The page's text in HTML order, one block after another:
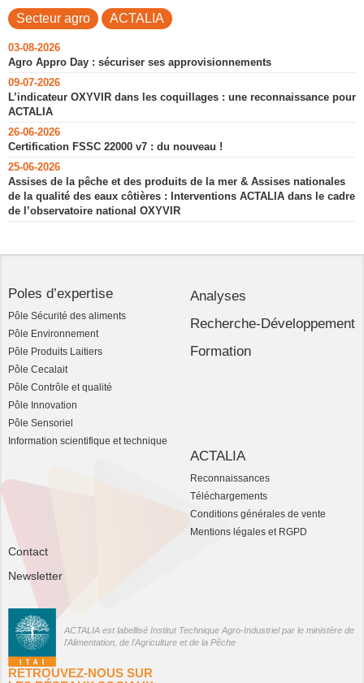
Secteur agro ACTALIA
03-08-2026
Agro Appro Day : sécuriser ses approvisionnements
09-07-2026
L’indicateur OXYVIR dans les coquillages : une reconnaissance pour
ACTALIA
26-06-2026
Certification FSSC 22000 v7 : du nouveau !
25-06-2026
Assises de la pêche et des produits de la mer & Assises nationales
de la qualité des eaux côtières : Interventions ACTALIA dans le cadre
de l’observatoire national OXYVIR
Poles d’expertise
Pôle Sécurité des aliments
Pôle Environnement
Pôle Produits Laitiers
Pôle Cecalait
Pôle Contrôle et qualité
Pôle Innovation
Pôle Sensoriel
Information scientifique et technique
Analyses
Recherche-Développement
Formation
ACTALIA
Reconnaissances
Téléchargements
Conditions générales de vente
Mentions légales et RGPD
Contact
Newsletter
ACTALIA est labellisé Institut Technique Agro-Industriel par le ministère de
l'Alimentation, de l'Agriculture et de la Pêche
RETROUVEZ-NOUS SUR